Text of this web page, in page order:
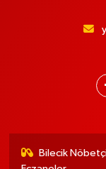
Bilecik